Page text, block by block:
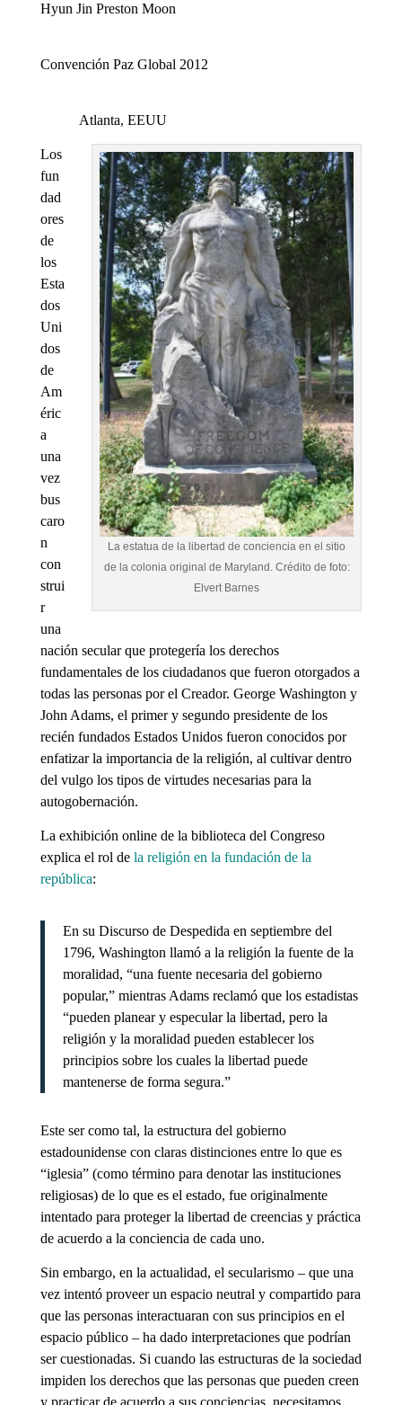
Hyun Jin Preston Moon
Convención Paz Global 2012
Atlanta, EEUU
La estatua de la libertad de conciencia en el sitio
de la colonia original de Maryland. Crédito de foto:
Elvert Barnes
Los
fun
dad
ores
de
los
Esta
dos
Uni
dos
de
Am
éric
a
una
vez
bus
caro
n
con
strui
r
una
nación secular que protegería los derechos
fundamentales de los ciudadanos que fueron otorgados a
todas las personas por el Creador. George Washington y
John Adams, el primer y segundo presidente de los
recién fundados Estados Unidos fueron conocidos por
enfatizar la importancia de la religión, al cultivar dentro
del vulgo los tipos de virtudes necesarias para la
autogobernación.
La exhibición online de la biblioteca del Congreso
explica el rol de la religión en la fundación de la
república:
En su Discurso de Despedida en septiembre del
1796, Washington llamó a la religión la fuente de la
moralidad, “una fuente necesaria del gobierno
popular,” mientras Adams reclamó que los estadistas
“pueden planear y especular la libertad, pero la
religión y la moralidad pueden establecer los
principios sobre los cuales la libertad puede
mantenerse de forma segura.”
Este ser como tal, la estructura del gobierno
estadounidense con claras distinciones entre lo que es
“iglesia” (como término para denotar las instituciones
religiosas) de lo que es el estado, fue originalmente
intentado para proteger la libertad de creencias y práctica
de acuerdo a la conciencia de cada uno.
Sin embargo, en la actualidad, el secularismo – que una
vez intentó proveer un espacio neutral y compartido para
que las personas interactuaran con sus principios en el
espacio público – ha dado interpretaciones que podrían
ser cuestionadas. Si cuando las estructuras de la sociedad
impiden los derechos que las personas que pueden creen